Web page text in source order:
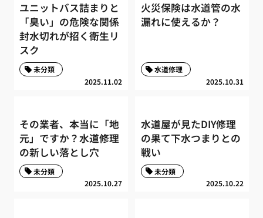
ユニットバス詰まりと
「臭い」の危険な関係
封水切れが招く衛生リ
スク
2025.11.02
未分類
火災保険は水道管の水
漏れに使えるか？
2025.10.31
水道修理
その業者、本当に「地
元」ですか？水道修理
の新しい落とし穴
2025.10.27
未分類
水道屋が見たDIY修理
の果て下水つまりとの
戦い
2025.10.22
未分類